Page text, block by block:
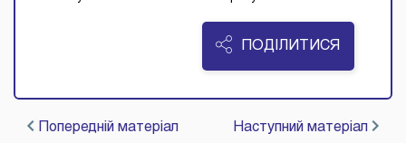
ПОДІЛИТИСЯ
Попередній матеріал Наступний матеріал